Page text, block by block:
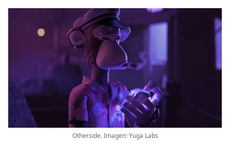
Otherside. Imagen: Yuga Labs